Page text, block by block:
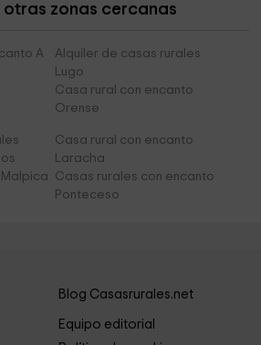
otras zonas cercanas
A
Alquiler de casas rurales
Lugo
Casa rural con encanto
Orense
Casa rural con encanto
Laracha
Casas rurales con encanto
Ponteceso
Blog Casasrurales.net
Equipo editorial